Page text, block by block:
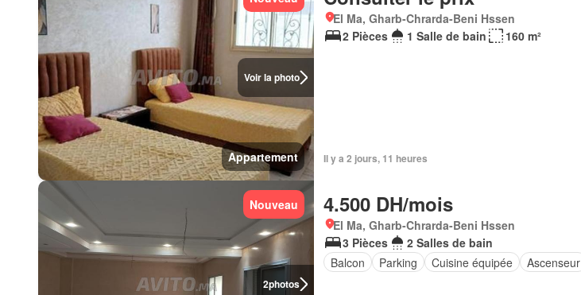
Voir la photo
Appartement
El Ma, Gharb-Chrarda-Beni Hssen
2 Pièces
1 Salle de bain 160 m²
Il y a 2 jours, 11 heures
2photos
Nouveau 4.500 DH/mois
El Ma, Gharb-Chrarda-Beni Hssen
3 Pièces
2 Salles de bain
Balcon
Parking Cuisine équipée Ascenseur